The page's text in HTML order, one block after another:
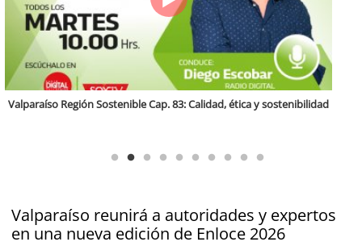
Valparaíso reunirá a autoridades y expertos
en una nueva edición de Enloce 2026